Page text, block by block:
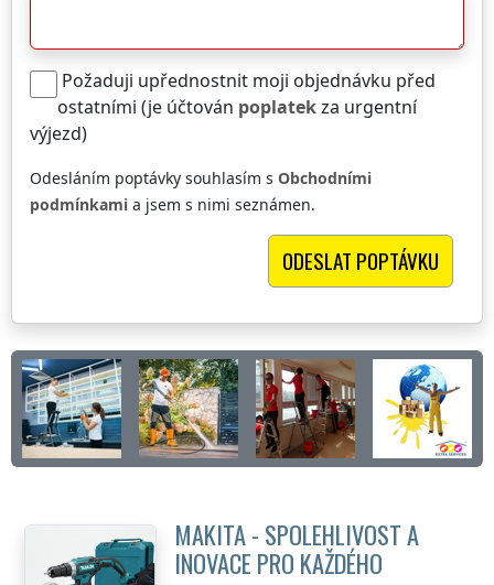
Požaduji upřednostnit moji objednávku před
ostatními (je účtován poplatekza urgentní
výjezd)
Odesláním poptávky souhlasím s Obchodními
podmínkami a jsem s nimi seznámen.
MAKITA - SPOLEHLIVOST A
INOVACE PRO KAŽDÉHO